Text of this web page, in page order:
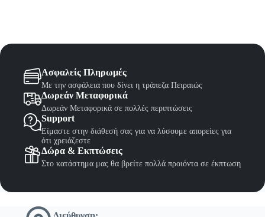
Ασφαλείς Πληρωμές
Με την ασφάλεια που δίνει η τράπεζα Πειραιώς
Δωρεάν Μεταφορικά
Δωρεάν Μεταφορικά σε πολλές περιπτώσεις
Support
Είμαστε στην διάθεσή σας για να λύσουμε απορείες για
ότι χρειάζεστε
Δώρα & Εκπτώσεις
Στο κατάστημα μας θα βρείτε πολλά προιόντα σε έκπτωση